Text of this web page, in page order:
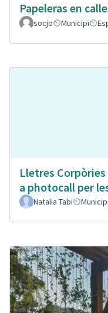
Papeleras en
socjo
Municipi
Lletres Corpòries
a photocall per
Natalia Tabi Municipi